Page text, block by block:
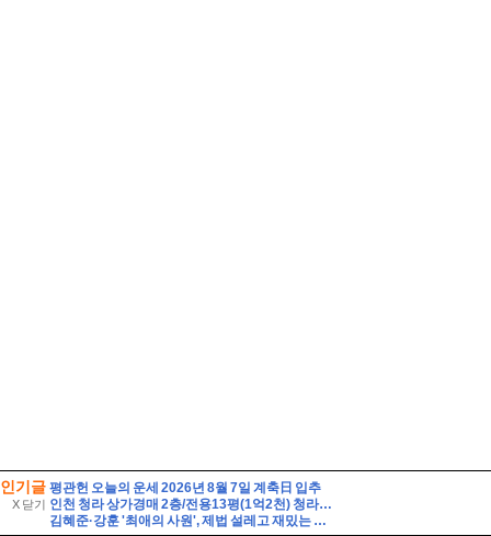
인기글
X 닫기
평관헌 오늘의 운세 2026년 8월 7일 계축日 입추
인천 청라 상가경매 2층/전용13평(1억2천) 청라3동행정복지센터인근 청라레이크봄 2층 미용실점포상가 유찰3회 인천청라상가 법원경매 매물건]
김혜준·강훈 '최애의 사원', 제법 설레고 재밌는 덕질 로맨스